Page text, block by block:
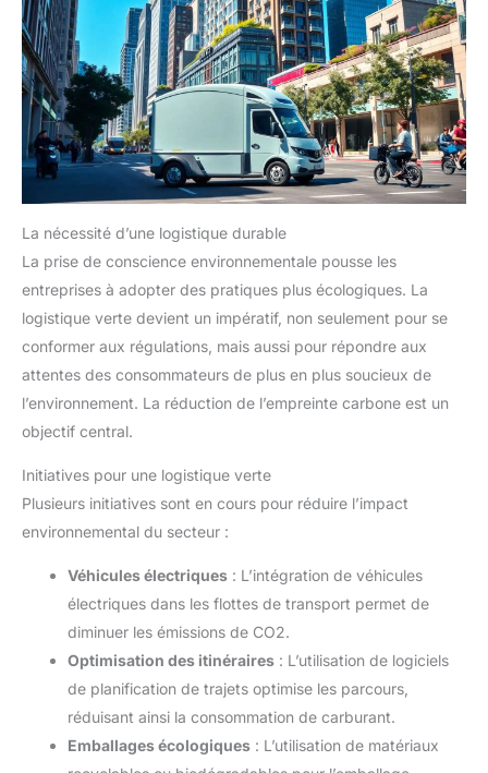
La nécessité d’une logistique durable
La prise de conscience environnementale pousse les
entreprises à adopter des pratiques plus écologiques. La
logistique verte devient un impératif, non seulement pour se
conformer aux régulations, mais aussi pour répondre aux
attentes des consommateurs de plus en plus soucieux de
l’environnement. La réduction de l’empreinte carbone est un
objectif central.
Initiatives pour une logistique verte
Plusieurs initiatives sont en cours pour réduire l’impact
environnemental du secteur :
Véhicules électriques : L’intégration de véhicules
électriques dans les flottes de transport permet de
diminuer les émissions de CO2.
Optimisation des itinéraires : L’utilisation de logiciels
de planification de trajets optimise les parcours,
réduisant ainsi la consommation de carburant.
Emballages écologiques : L’utilisation de matériaux